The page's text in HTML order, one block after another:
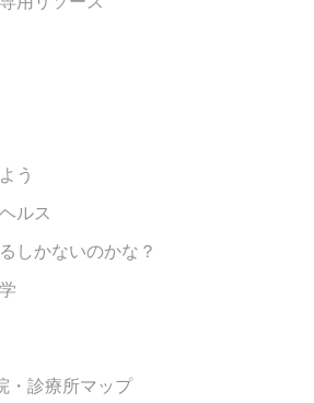
う
ルス
しかないのかな？
・診療所マップ